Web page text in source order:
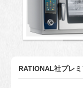
RATIONAL社プレ